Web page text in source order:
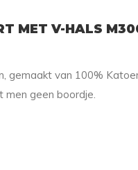
MET V-HALS
gemaakt van 100%
men geen boordje.